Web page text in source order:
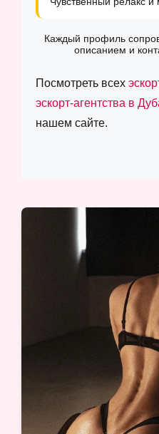
Каждый профиль
описанием и
Посмотреть всех
эскорт-агентства в
нашем сайте.